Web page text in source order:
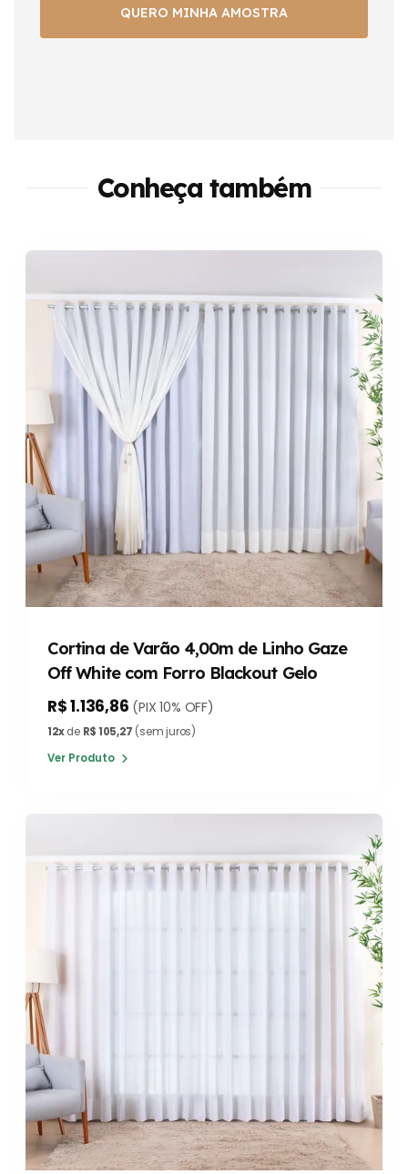
Conheça também
Cortina de Varão 4,00m de Linho Gaze
Off White com Forro Blackout Gelo
R$ 1.136,86 (PIX 10% OFF)
12xde R$ 105,27 (sem juros)
Ver Produto